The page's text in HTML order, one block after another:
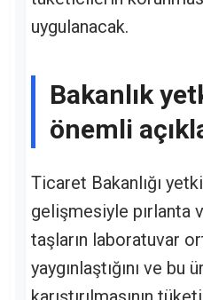
uygulanacak.
Bakanlık
önemli
Ticaret Bakanlığı
gelişmesiyle pırlanta
taşların laboratuvar
yaygınlaştığını ve